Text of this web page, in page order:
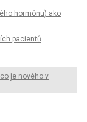
hormónu) ako
pacientů
je nového v